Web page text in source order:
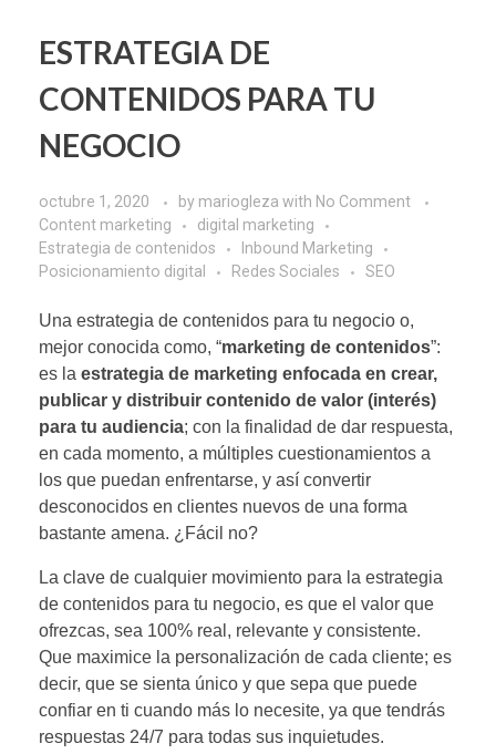
ESTRATEGIA DE
CONTENIDOS PARA TU
NEGOCIO
octubre 1, 2020 by mariogleza with No Comment
Content marketing
digital marketing
Estrategia de contenidos
Inbound Marketing
Posicionamiento digital
Redes Sociales SEO
Una estrategia de contenidos para tu negocio o,
mejor conocida como, “marketing de contenidos”:
es la estrategia de marketing enfocada en crear,
publicar y distribuir contenido de valor (interés)
para tu audiencia; con la finalidad de dar respuesta,
en cada momento, a múltiples cuestionamientos a
los que puedan enfrentarse, y así convertir
desconocidos en clientes nuevos de una forma
bastante amena. ¿Fácil no?
La clave de cualquier movimiento para la estrategia
de contenidos para tu negocio, es que el valor que
ofrezcas, sea 100% real, relevante y consistente.
Que maximice la personalización de cada cliente; es
decir, que se sienta único y que sepa que puede
confiar en ti cuando más lo necesite, ya que tendrás
respuestas 24/7 para todas sus inquietudes.